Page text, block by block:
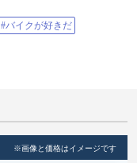
#バイクが好きだ
※画像と価格はイメージです